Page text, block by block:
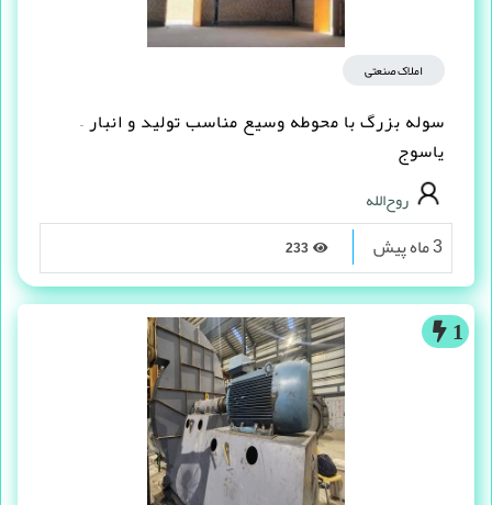
املاک صنعتی
سوله بزرگ با محوطه وسیع مناسب تولید و انبار –
یاسوج
روح‌الله
3 ماه پیش
1